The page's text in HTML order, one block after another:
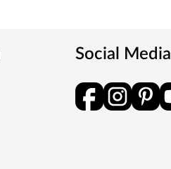
Social Media